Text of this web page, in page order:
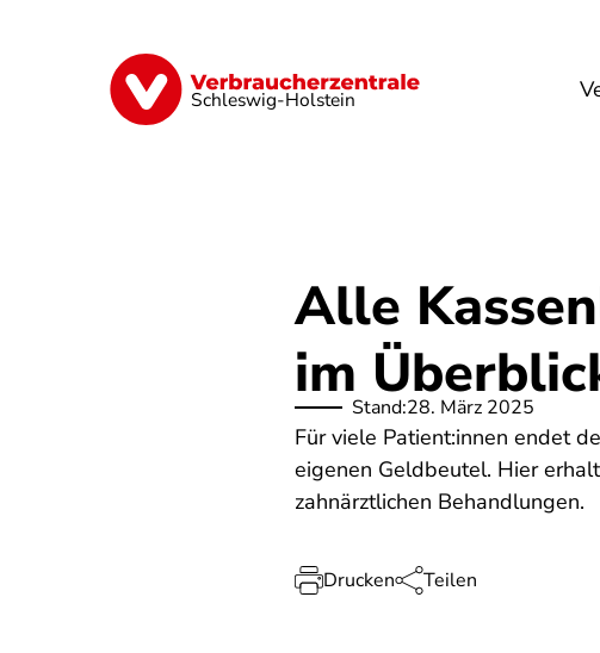
Schleswig-Holstein
Finanzen Digitales Lebensmittel
Alle
imStand:28. März 2025
Für viele Patient:innen endet
eigenen Geldbeutel. Hier
zahnärztlichen Behandlungen.
Drucken Teilen